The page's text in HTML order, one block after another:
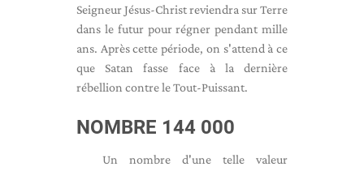
Seigneur Jésus-Christ reviendra sur Terre
dans le futur pour régner pendant mille
ans. Après cette période, on s'attend à ce
que Satan fasse face à la dernière
rébellion contre le Tout-Puissant.
NOMBRE 144 000
Un nombre d'une telle valeur